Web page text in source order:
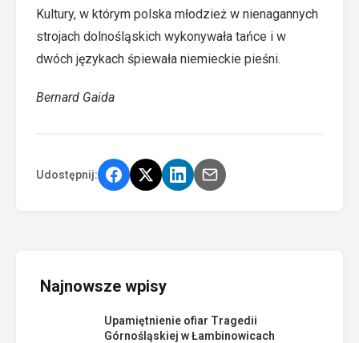
Kultury, w którym polska młodzież w nienagannych
strojach dolnośląskich wykonywała tańce i w
dwóch językach śpiewała niemieckie pieśni.
Bernard Gaida
Udostępnij:
Najnowsze wpisy
Upamiętnienie ofiar Tragedii
Górnośląskiej w Łambinowicach